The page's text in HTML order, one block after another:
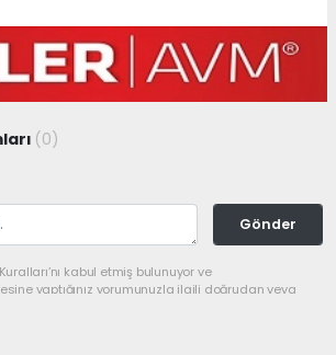
(0)
Gönder
kabul etmiş bulunuyor ve
yaptığınız yorumunuzla ilgili doğrudan veya